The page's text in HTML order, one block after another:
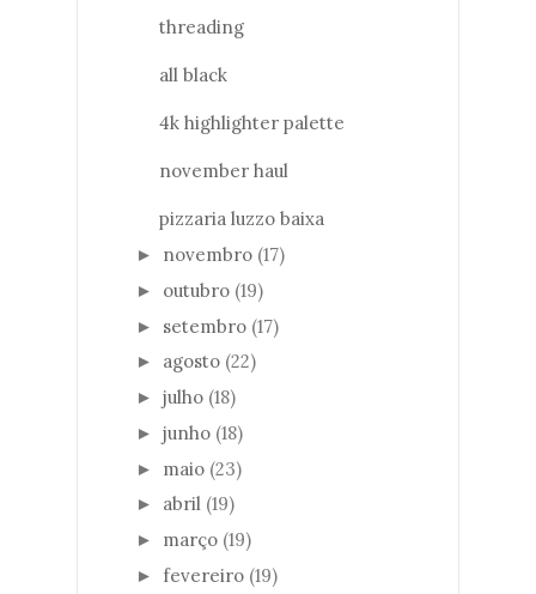
threading
all black
4k highlighter palette
november haul
pizzaria luzzo baixa
► novembro (17)
► outubro (19)
► setembro (17)
► agosto (22)
► julho (18)
► junho (18)
► maio (23)
► abril (19)
► março (19)
► fevereiro (19)